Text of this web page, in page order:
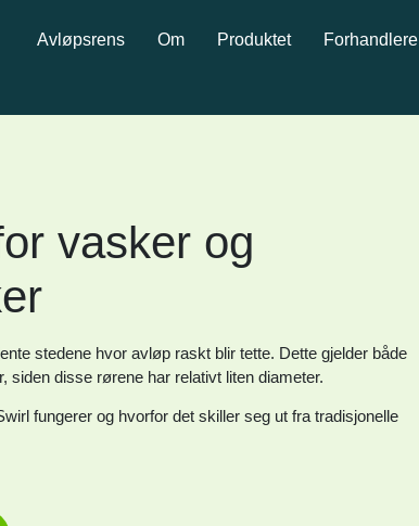
Avløpsrens Om Produktet Forhandlere
vasker og
stedene hvor avløp raskt blir tette. Dette gjelder både
disse rørene har relativt liten diameter.
fungerer og hvorfor det skiller seg ut fra tradisjonelle